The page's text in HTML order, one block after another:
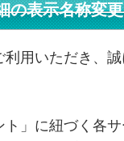
の表示名称変
用いただき、
」に紐づく各